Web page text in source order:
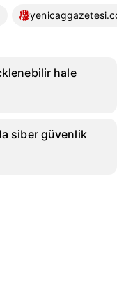
hale
siber güvenlik